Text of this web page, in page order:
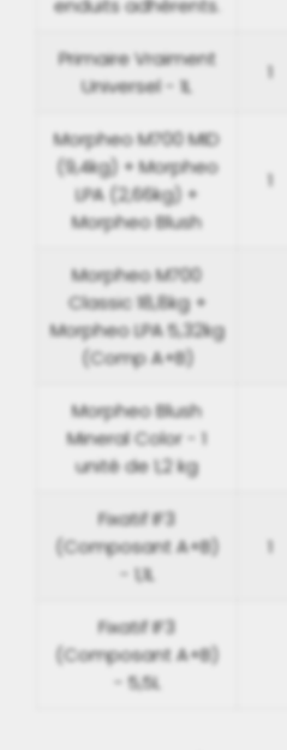
enduits adhérents.
Primaire Vraiment
Universel - 1L
1
Morpheo M700 MID
(9,4kg) + Morpheo
LPA (2,66kg) +
Morpheo Blush
1
Morpheo M700
Classic 18,8kg +
Morpheo LPA 5,32kg
(Comp A+B)
Morpheo Blush
Mineral Color - 1
unité de 1,2 kg
Fixatif IF3
(Composant A+B)
- 1,1L
1
Fixatif IF3
(Composant A+B)
- 5,5L